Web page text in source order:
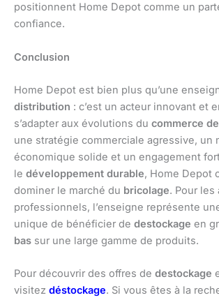
positionnent Home Depot comme un
confiance.
Conclusion
Home Depot est bien plus qu’une
distribution : c’est un acteur innovant et
s’adapter aux évolutions du commerce
une stratégie commerciale agressive, un
économique solide et un engagement
le développement durable, Home Depot
dominer le marché du bricolage. Pour les
professionnels, l’enseigne représente
unique de bénéficier de destockage en
bas sur une large gamme de produits.
Pour découvrir des offres de destockage
visitez déstockage. Si vous êtes à la